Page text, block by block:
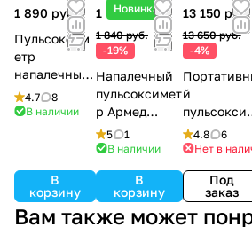
1 890 руб.
Пульсоксим
етр
напалечный
MD300C12
4.7
8
В наличии
В
корзину
Новинка
1 490 руб.
1 840 руб.
-19%
Напалечный
пульсоксимет
р Армед
YX303
5
1
В наличии
В
корзину
13 150 руб.
13 650 руб.
-4%
й
етр Ri-fox N
4.8
6
Нет в
Под
заказ
Вам также может